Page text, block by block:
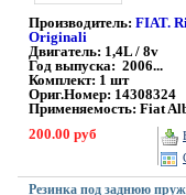
Производитель: FIAT.
Originali
Двигатель: 1,4L / 8v
Год выпуска: 2006...
Комплект: 1 шт
Ориг.Номер: 14308324
Применяемость: Fiat
200.00 руб
Резинка под заднюю